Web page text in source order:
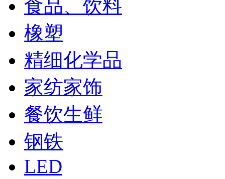
食品、饮料
橡塑
精细化学品
家纺家饰
餐饮生鲜
钢铁
LED